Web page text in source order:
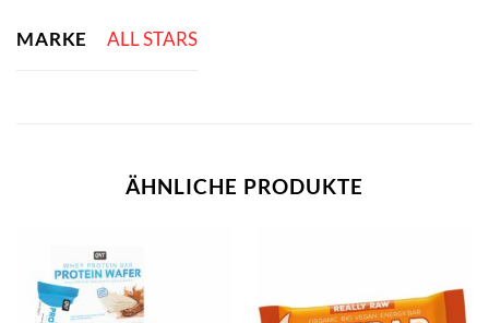
MARKE ALL STARS
ÄHNLICHE PRODUKTE